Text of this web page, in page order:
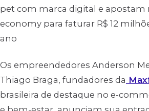
pet com marca digital e apostam
economy para faturar R$ 12
ano
Os empreendedores Anderson
Thiago Braga, fundadores da
brasileira de destaque no e-